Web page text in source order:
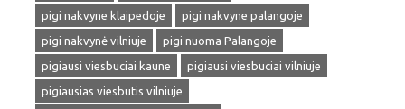
pigi nakvyne klaipedoje
pigi nakvyne palangoje
pigi nakvynė vilniuje
pigi nuoma Palangoje
pigiausi viesbuciai kaune
pigiausi viesbuciai vilniuje
pigiausias viesbutis vilniuje